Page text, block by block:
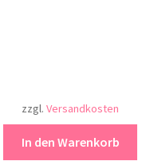
zzgl. Versandkosten
In den Warenkorb